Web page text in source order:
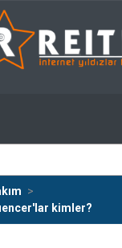
kimler?